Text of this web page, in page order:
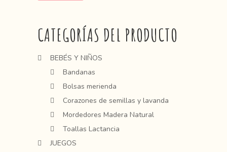
CATEGORÍAS DEL PRODUCTO
BEBÉS Y NIÑOS
Bandanas
Bolsas merienda
Corazones de semillas y lavanda
Mordedores Madera Natural
Toallas Lactancia
JUEGOS